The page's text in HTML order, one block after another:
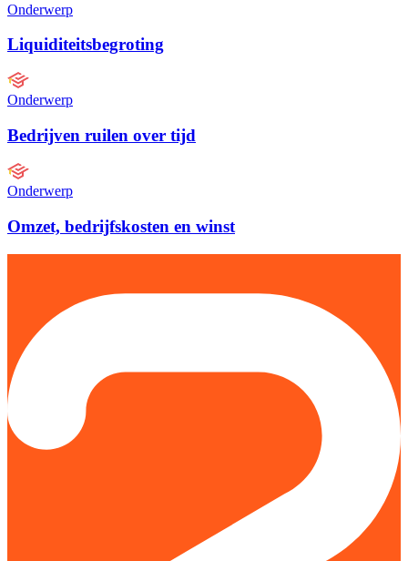
Onderwerp
Liquiditeitsbegroting
Onderwerp
Bedrijven ruilen over tijd
Onderwerp
Omzet, bedrijfskosten en winst